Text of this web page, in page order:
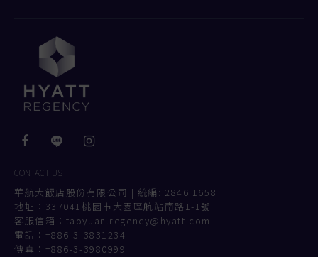
CONTACT US
華航大飯店股份有限公司 | 統編: 2846 1658
地址：337041桃園市大園區航站南路1-1號
客服信箱：taoyuan.regency@hyatt.com
電話： +886-3-3831234
傳真：+886-3-3980999